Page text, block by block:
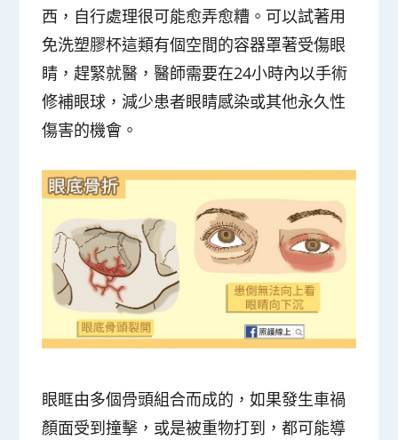
西，自行處理很可能愈弄愈糟。可以試著用
免洗塑膠杯這類有個空間的容器罩著受傷眼
睛，趕緊就醫，醫師需要在24小時內以手術
修補眼球，減少患者眼睛感染或其他永久性
傷害的機會。
眼眶由多個骨頭組合而成的，如果發生車禍
顏面受到撞擊，或是被重物打到，都可能導